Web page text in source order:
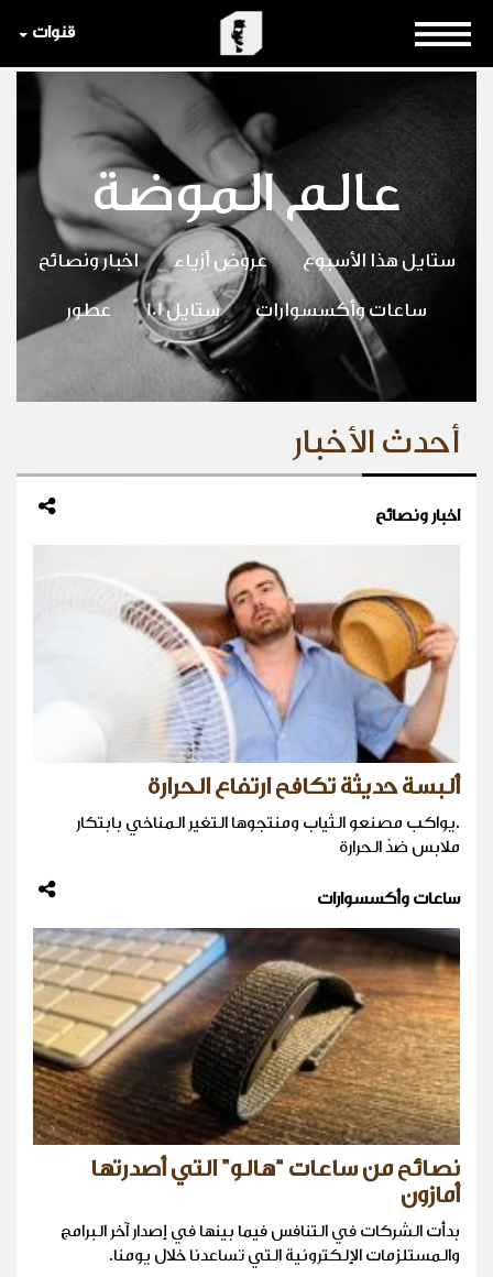
قنوات
عالم الموضة
ستايل هذا الأسبوع عروض أزياء اخبار ونصائح
ساعات وأكسسوارات ستايل 101 عطور
أحدث الأخبار
اخبار ونصائح
ألبسة حديثة تكافح ارتفاع الحرارة
.يواكب مصنعو الثياب ومنتجوها التغير المناخي بابتكار
ملابس ضدّ الحرارة
ساعات وأكسسوارات
نصائح من ساعات “هالو” التي أصدرتها
أمازون
بدأت الشركات في التنافس فيما بينها في إصدار آخر البرامج
والمستلزمات الإلكترونية التي تساعدنا خلال يومنا.